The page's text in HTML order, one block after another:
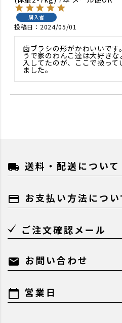
購入者
投稿日 2024/05/01
歯ブラシの形がかわいいで
うで家のわんこ達は大好き
入してたのが、ここで扱って
ました。
local_shipping 送料・配送について
payment お支払い方法につい
ご注文確認メール
mail お問い合わせ
calendar_today 営業日